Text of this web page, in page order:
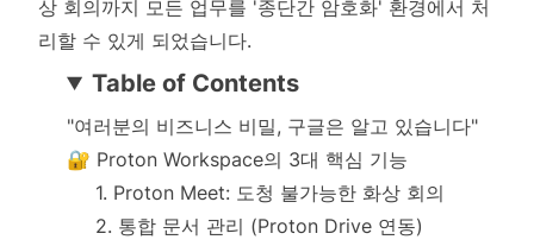
상 회의까지 모든 업무를 '종단간 암호화' 환경에서 처
리할 수 있게 되었습니다.
Table of Contents
"여러분의 비즈니스 비밀, 구글은 알고 있습니다"
🔐 Proton Workspace의 3대 핵심 기능
1. Proton Meet: 도청 불가능한 화상 회의
2. 통합 문서 관리 (Proton Drive 연동)